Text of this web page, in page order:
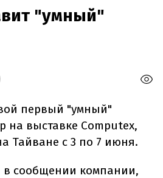
"умный"
первый "умный"
на выставке Computex,
Тайване с 3 по 7 июня.
в сообщении компании,